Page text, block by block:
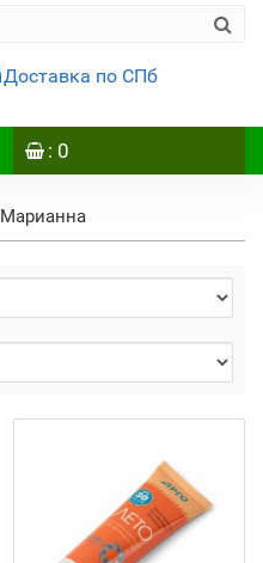
Доставка по СПб
: 0